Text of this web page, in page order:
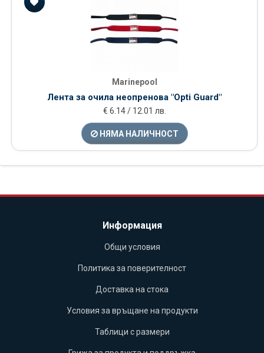
Marinepool
Лента за очила неопренова "Opti Guard"
€ 6.14 / 12.01 лв.
НЯМА НАЛИЧНОСТ
Информация
Общи условия
Политика за поверителност
Доставка на стока
Условия за връщане на продукти
Таблици с размери